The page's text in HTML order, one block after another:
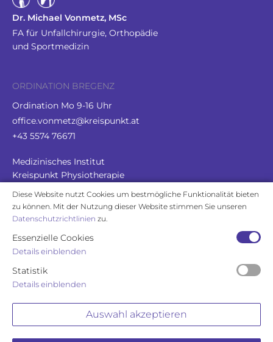
Dr. Michael Vonmetz, MSc
FA für Unfallchirurgie, Orthopädie
und Sportmedizin
ORDINATION BREGENZ
Ordination Mo 9-16 Uhr
office.vonmetz@kreispunkt.at
+43 5574 76671
Medizinisches Institut
Kreispunkt Physiotherapie
Arlbergstraße 112, 6900 Bregenz
Ordination nach Vereinbarung
LKH Feldkirch
Carinagasse 47, 6800 Feldkirch
Diese Website nutzt Cookies um bestmögliche Funktionalität bieten
zu können. Mit der Nutzung dieser Website stimmen Sie unseren
Datenschutzrichtlinien zu.
Essenzielle Cookies
Details einblenden
Statistik
Details einblenden
Auswahl akzeptieren